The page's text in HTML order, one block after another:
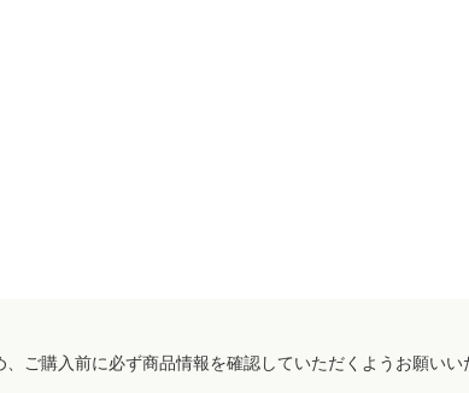
ご購入前に必ず商品情報を確認していただくようお願いい